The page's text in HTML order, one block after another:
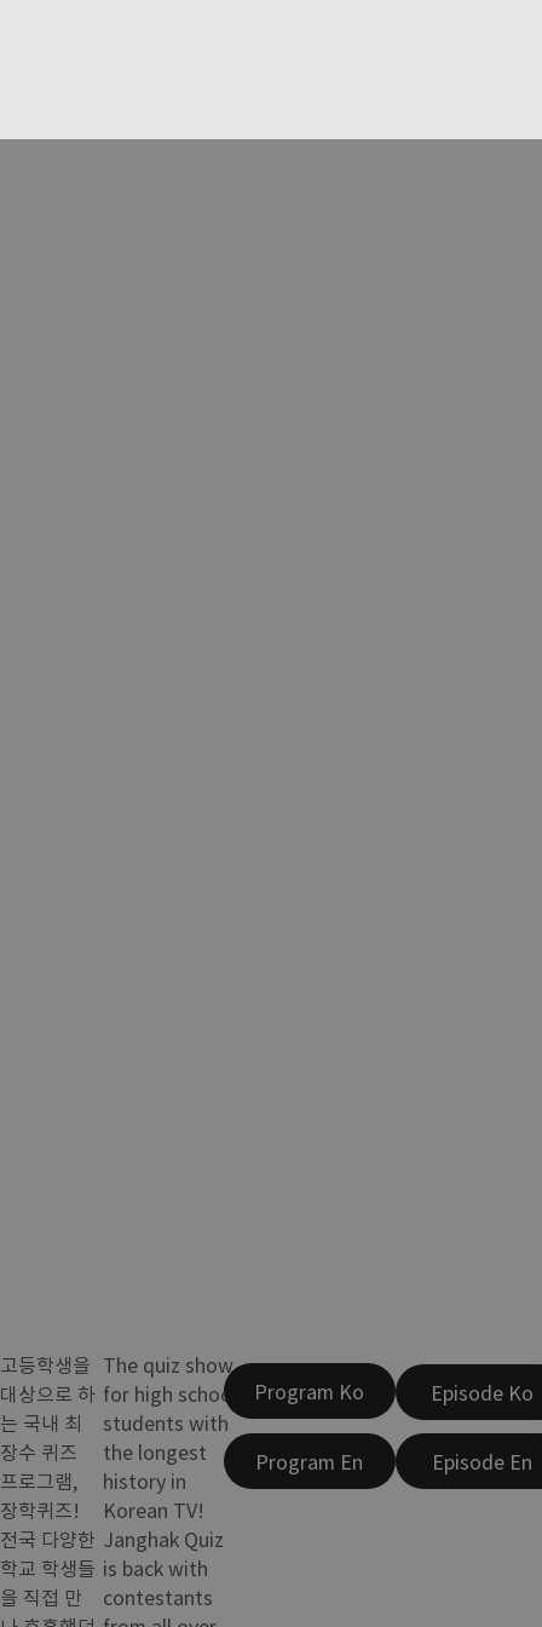
고등학생을
대상으로 하
는 국내 최
장수 퀴즈
프로그램,
장학퀴즈!
전국 다양한
학교 학생들
을 직접 만
The quiz show
for high school
students with
the longest
history in
Korean TV!
Janghak Quiz
is back with
contestants
Program Ko
Program En
Episode Ko
Episode En